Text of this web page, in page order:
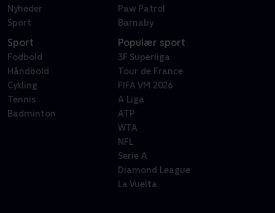
Nyheder
Sport
Paw Patrol
Barnaby
Sport
Fodbold
Håndbold
Cykling
Tennis
Badminton
Populær sport
3F Superliga
Tour de France
FIFA VM 2026
A Liga
ATP
WTA
NFL
Serie A
Diamond League
La Vuelta